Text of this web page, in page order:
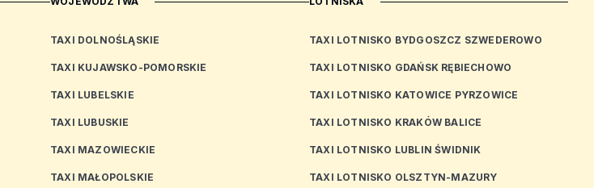
TAXI DOLNOŚLĄSKIE
TAXI KUJAWSKO-POMORSKIE
TAXI LUBELSKIE
TAXI LUBUSKIE
TAXI MAZOWIECKIE
TAXI MAŁOPOLSKIE
TAXI LOTNISKO BYDGOSZCZ SZWEDEROWO
TAXI LOTNISKO GDAŃSK RĘBIECHOWO
TAXI LOTNISKO KATOWICE PYRZOWICE
TAXI LOTNISKO KRAKÓW BALICE
TAXI LOTNISKO LUBLIN ŚWIDNIK
TAXI LOTNISKO OLSZTYN-MAZURY